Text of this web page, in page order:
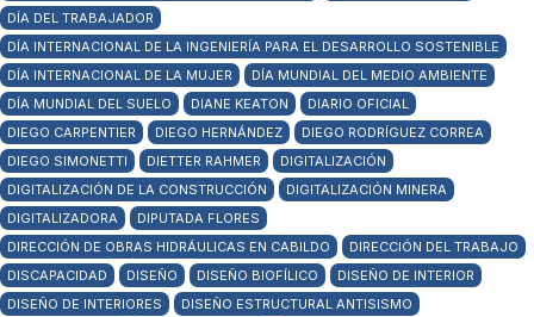
DÍA DEL TRABAJADOR
DÍA INTERNACIONAL DE LA INGENIERÍA PARA EL DESARROLLO SOSTENIBLE
DÍA INTERNACIONAL DE LA MUJER
DÍA MUNDIAL DEL MEDIO AMBIENTE
DÍA MUNDIAL DEL SUELO
DIANE KEATON
DIARIO OFICIAL
DIEGO CARPENTIER
DIEGO HERNÁNDEZ
DIEGO RODRÍGUEZ CORREA
DIEGO SIMONETTI
DIETTER RAHMER
DIGITALIZACIÓN
DIGITALIZACIÓN DE LA CONSTRUCCIÓN
DIGITALIZACIÓN MINERA
DIGITALIZADORA
DIPUTADA FLORES
DIRECCIÓN DE OBRAS HIDRÁULICAS EN CABILDO
DIRECCIÓN DEL TRABAJO
DISCAPACIDAD
DISEÑO DISEÑO BIOFÍLICO
DISEÑO DE INTERIOR
DISEÑO DE INTERIORES
DISEÑO ESTRUCTURAL ANTISISMO